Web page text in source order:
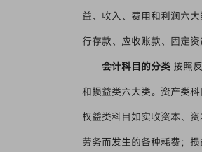
益、收入、费用和利润六
行存款、应收账款、固定
会计科目的分类 按照
和损益类六大类。资产类
权益类科目如实收资本、
劳务而发生的各种耗费；